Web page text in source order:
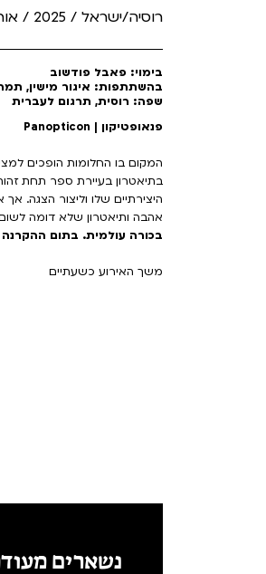
רוסיה/ישראל / 2025 / אורך: 90
בימוי: פאבל פודשוב
בהשתתפות: איגור מישין,
שפה: רוסית, תרגום לעברית
פנאופטיקון | Panopticon
המקום בו החלומות הופכים
בתיאטרון בעיירת ספר תחת
היצירתיים שלו וליצור הצגה.
אהבה ותיאטרון שלא דומה
בכורה עולמית. בתום
משך האירוע כשעתיים
נשארים